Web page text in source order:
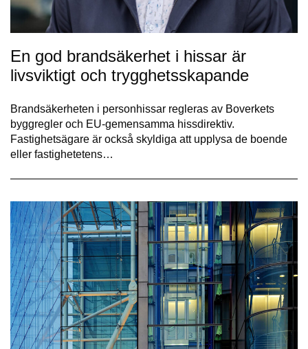
En god brandsäkerhet i hissar är
livsviktigt och trygghetsskapande
Brandsäkerheten i personhissar regleras av Boverkets
byggregler och EU-gemensamma hissdirektiv.
Fastighetsägare är också skyldiga att upplysa de boende
eller fastighetetens…